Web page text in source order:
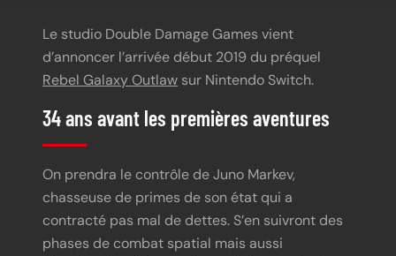
Le studio Double Damage Games vient
d’annoncer l’arrivée début 2019 du préquel
Rebel Galaxy Outlaw sur Nintendo Switch.
34 ans avant les premières aventures
On prendra le contrôle de Juno Markev,
chasseuse de primes de son état qui a
contracté pas mal de dettes. S’en suivront des
phases de combat spatial mais aussi